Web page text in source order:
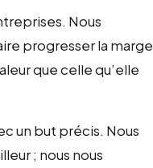
Nous
progresser la marge
que celle qu’elle
un but précis. Nous
; nous nous